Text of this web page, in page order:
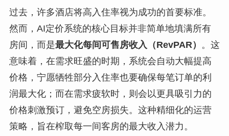
过去，许多酒店将高入住率视为成功的首要标准。
然而，AI定价系统的核心目标并非简单地填满所有
房间，而是最大化每间可售房收入（RevPAR） 。这
意味着，在需求旺盛的时期，系统会自动大幅提高
价格，宁愿牺牲部分入住率也要确保每笔订单的利
润最大化；而在需求疲软时，则会以更具吸引力的
价格刺激预订，避免空房损失。这种精细化的运营
策略，旨在榨取每一间客房的最大收入潜力。